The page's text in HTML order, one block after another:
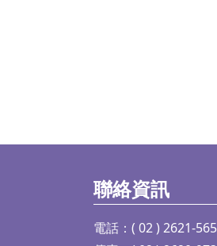
聯絡資訊
電話：( 02 ) 2621-